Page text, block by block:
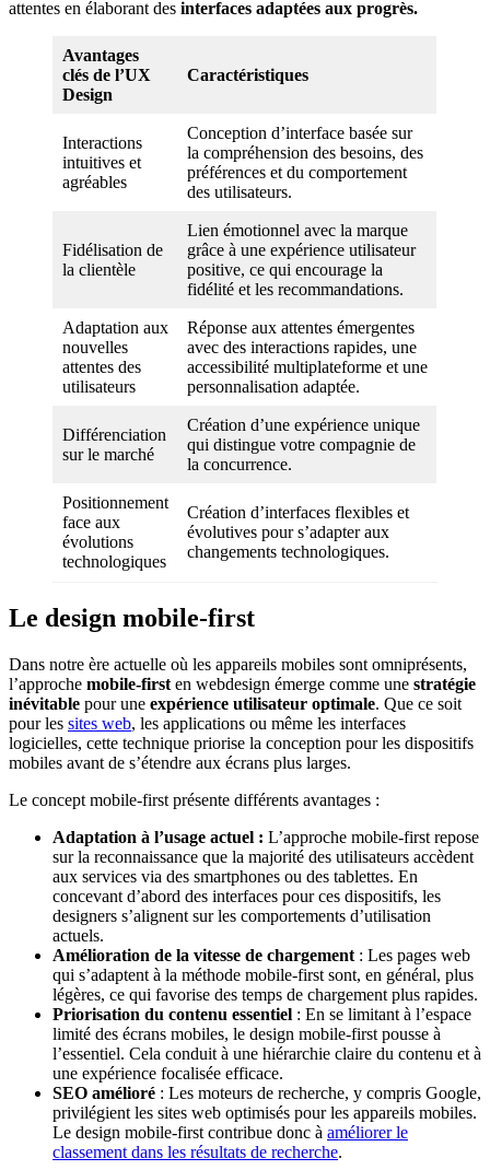
attentes en élaborant des interfaces adaptées aux progrès.
Avantages
clés de l’UX
Design
Caractéristiques
Interactions
intuitives et
agréables
Conception d’interface basée sur
la compréhension des besoins, des
préférences et du comportement
des utilisateurs.
Fidélisation de
la clientèle
Lien émotionnel avec la marque
grâce à une expérience utilisateur
positive, ce qui encourage la
fidélité et les recommandations.
Adaptation aux
nouvelles
attentes des
utilisateurs
Réponse aux attentes émergentes
avec des interactions rapides, une
accessibilité multiplateforme et une
personnalisation adaptée.
Différenciation
sur le marché
Création d’une expérience unique
qui distingue votre compagnie de
la concurrence.
Positionnement
face aux
évolutions
technologiques
Création d’interfaces flexibles et
évolutives pour s’adapter aux
changements technologiques.
Le design mobile-first
Dans notre ère actuelle où les appareils mobiles sont omniprésents,
l’approche mobile-first en webdesign émerge comme une stratégie
inévitable pour une expérience utilisateur optimale. Que ce soit
pour les sites web, les applications ou même les interfaces
logicielles, cette technique priorise la conception pour les dispositifs
mobiles avant de s’étendre aux écrans plus larges.
Le concept mobile-first présente différents avantages :
Adaptation à l’usage actuel : L’approche mobile-first repose
sur la reconnaissance que la majorité des utilisateurs accèdent
aux services via des smartphones ou des tablettes. En
concevant d’abord des interfaces pour ces dispositifs, les
designers s’alignent sur les comportements d’utilisation
actuels.
Amélioration de la vitesse de chargement : Les pages web
qui s’adaptent à la méthode mobile-first sont, en général, plus
légères, ce qui favorise des temps de chargement plus rapides.
Priorisation du contenu essentiel : En se limitant à l’espace
limité des écrans mobiles, le design mobile-first pousse à
l’essentiel. Cela conduit à une hiérarchie claire du contenu et à
une expérience focalisée efficace.
SEO amélioré : Les moteurs de recherche, y compris Google,
privilégient les sites web optimisés pour les appareils mobiles.
Le design mobile-first contribue donc à améliorer le
classement dans les résultats de recherche.